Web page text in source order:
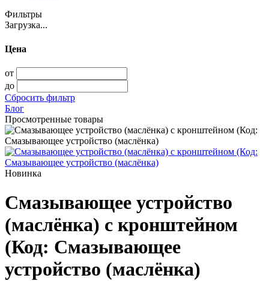
Фильтры
Загрузка...
Цена
от
до
Сбросить фильтр
Блог
Просмотренные товары
Новинка
Смазывающее устройство
(маслёнка) с кронштейном
(Код: Смазывающее
устройство (маслёнка)